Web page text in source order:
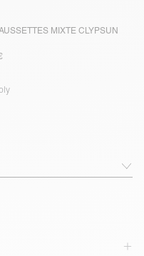
MIXTE CLYPSUN